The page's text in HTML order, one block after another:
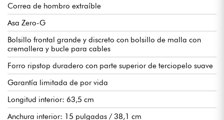
Correa de hombro extraíble
Asa Zero-G
Bolsillo frontal grande y discreto con bolsillo de malla con
cremallera y bucle para cables
Forro ripstop duradero con parte superior de terciopelo suave
Garantía limitada de por vida
Longitud interior: 63,5 cm
Anchura interior: 15 pulgadas / 38,1 cm